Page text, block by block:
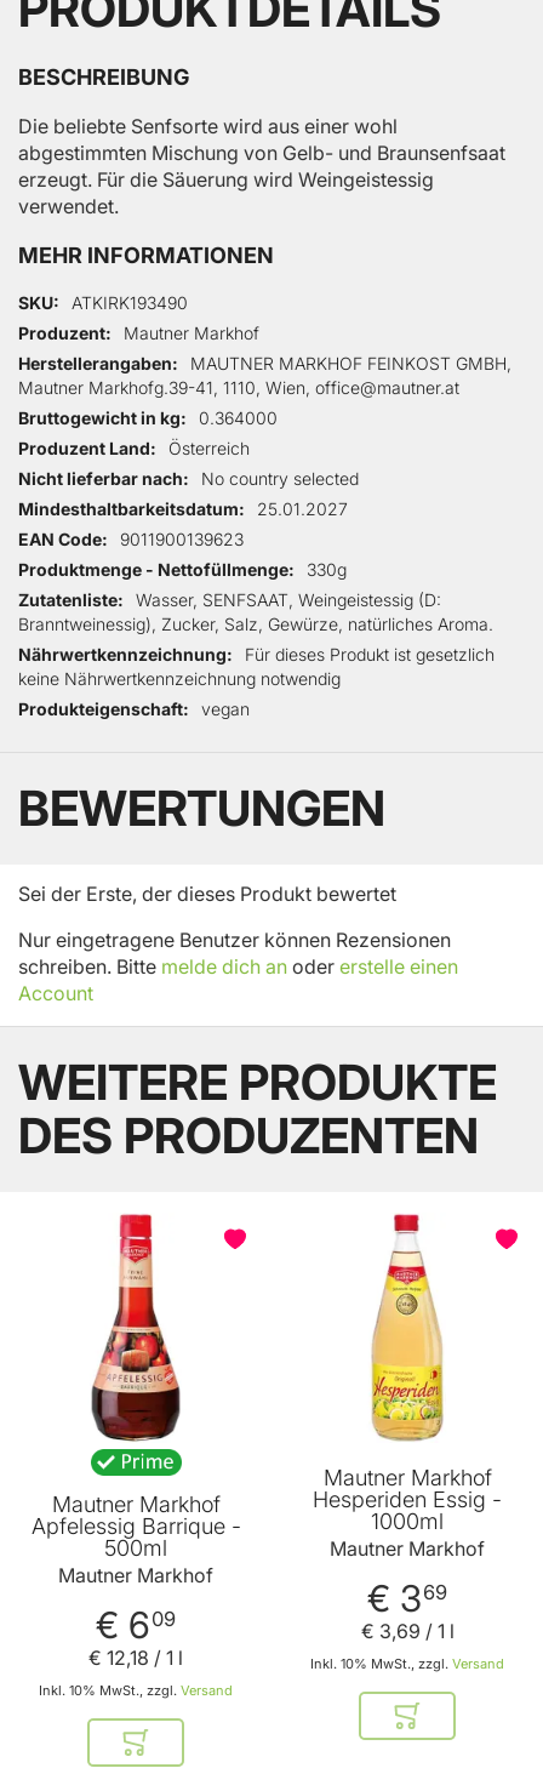
BESCHREIBUNG
Die beliebte Senfsorte wird aus einer wohl
abgestimmten Mischung von Gelb- und Braunsenfsaat
erzeugt. Für die Säuerung wird Weingeistessig
verwendet.
MEHR INFORMATIONEN
Mehr Informationen
SKU
ATKIRK193490
Produzent
Mautner Markhof
Herstellerangaben
MAUTNER MARKHOF FEINKOST GMBH,
Mautner Markhofg.39-41, 1110, Wien, office@mautner.at
Bruttogewicht in kg
0.364000
Produzent Land
Österreich
Nicht lieferbar nach
No country selected
Mindesthaltbarkeitsdatum
25.01.2027
EAN Code
9011900139623
Produktmenge - Nettofüllmenge
330g
Zutatenliste
Wasser, SENFSAAT, Weingeistessig (D:
Branntweinessig), Zucker, Salz, Gewürze, natürliches Aroma.
Nährwertkennzeichnung
Für dieses Produkt ist gesetzlich
keine Nährwertkennzeichnung notwendig
Produkteigenschaft
vegan
BEWERTUNGEN
Sei der Erste, der dieses Produkt bewertet
Nur eingetragene Benutzer können Rezensionen
schreiben. Bitte melde dich an oder erstelle einen
Account
WEITERE PRODUKTE
DES PRODUZENTEN
Mautner Markhof
Apfelessig Barrique -
500ml
Mautner Markhof
€ 609
Inkl. 10% MwSt., zzgl. Versand
€ 12,18 / 1 l
In den Warenkorb
Mautner Markhof
Hesperiden Essig -
1000ml
Mautner Markhof
€ 369
Inkl. 10% MwSt., zzgl. Versand
€ 3,69 / 1 l
In den